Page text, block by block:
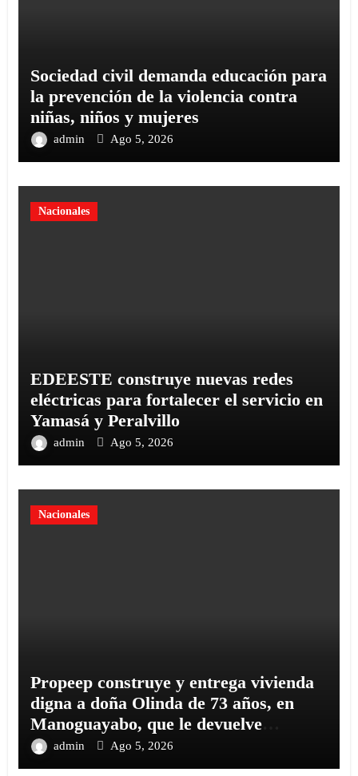
Sociedad civil demanda educación para
la prevención de la violencia contra
niñas, niños y mujeres
admin Ago 5, 2026
Nacionales
EDEESTE construye nuevas redes
eléctricas para fortalecer el servicio en
Yamasá y Peralvillo
admin Ago 5, 2026
Nacionales
Propeep construye y entrega vivienda
digna a doña Olinda de 73 años, en
Manoguayabo, que le devuelve
tranquilidad y esperanza a toda su
familia
admin Ago 5, 2026